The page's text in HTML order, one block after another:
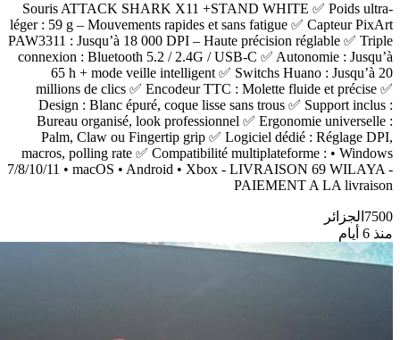
Souris ATTACK SHARK X11 +STAND WHITE ✅ Poids ultra-
léger : 59 g – Mouvements rapides et sans fatigue ✅ Capteur PixArt
PAW3311 : Jusqu’à 18 000 DPI – Haute précision réglable ✅ Triple
connexion : Bluetooth 5.2 / 2.4G / USB-C ✅ Autonomie : Jusqu’à
65 h + mode veille intelligent ✅ Switchs Huano : Jusqu’à 20
millions de clics ✅ Encodeur TTC : Molette fluide et précise ✅
Design : Blanc épuré, coque lisse sans trous ✅ Support inclus :
Bureau organisé, look professionnel ✅ Ergonomie universelle :
Palm, Claw ou Fingertip grip ✅ Logiciel dédié : Réglage DPI,
macros, polling rate ✅ Compatibilité multiplateforme : • Windows
7/8/10/11 • macOS • Android • Xbox - LIVRAISON 69 WILAYA -
PAIEMENT A LA livraison
7500 الجزائر
منذ 6 أيام